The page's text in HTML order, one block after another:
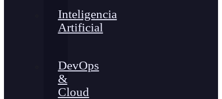
Inteligencia
Artificial
DevOps
&
Cloud